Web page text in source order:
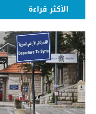
الأكثر قراءة